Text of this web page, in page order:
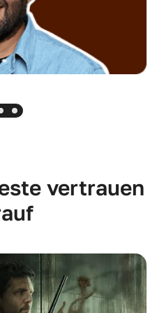
vertrauen